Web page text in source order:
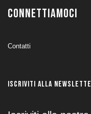
CONNETTIAMOCI
Contatti
ISCRIVITI ALLA